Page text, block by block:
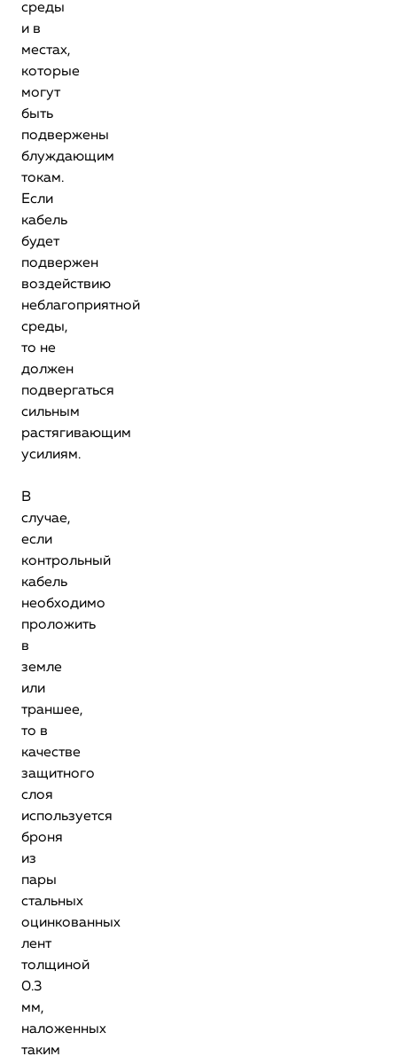
среды
и в
местах,
которые
могут
быть
подвержены
блуждающим
токам.
Если
кабель
будет
подвержен
воздействию
неблагоприятной
среды,
то не
должен
подвергаться
сильным
растягивающим
усилиям.
В
случае,
если
контрольный
кабель
необходимо
проложить
в
земле
или
траншее,
то в
качестве
защитного
слоя
используется
броня
из
пары
стальных
оцинкованных
лент
толщиной
0.3
мм,
наложенных
таким